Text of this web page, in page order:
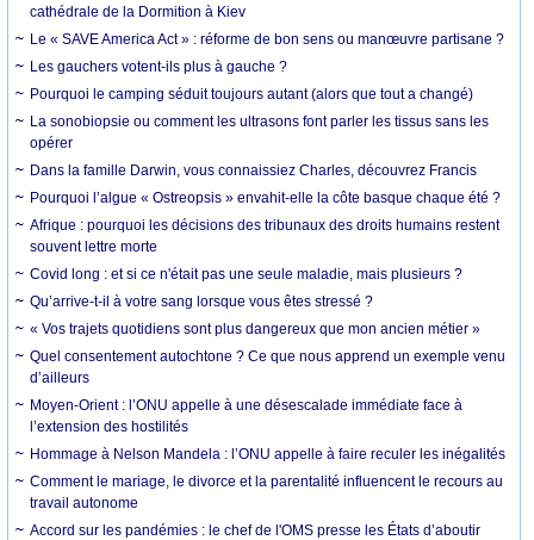
cathédrale de la Dormition à Kiev
Le « SAVE America Act » : réforme de bon sens ou manœuvre partisane ?
Les gauchers votent-ils plus à gauche ?
Pourquoi le camping séduit toujours autant (alors que tout a changé)
La sonobiopsie ou comment les ultrasons font parler les tissus sans les
opérer
Dans la famille Darwin, vous connaissiez Charles, découvrez Francis
Pourquoi l’algue « Ostreopsis » envahit-elle la côte basque chaque été ?
Afrique : pourquoi les décisions des tribunaux des droits humains restent
souvent lettre morte
Covid long : et si ce n'était pas une seule maladie, mais plusieurs ?
Qu’arrive-t-il à votre sang lorsque vous êtes stressé ?
« Vos trajets quotidiens sont plus dangereux que mon ancien métier »
Quel consentement autochtone ? Ce que nous apprend un exemple venu
d’ailleurs
Moyen-Orient : l’ONU appelle à une désescalade immédiate face à
l’extension des hostilités
Hommage à Nelson Mandela : l’ONU appelle à faire reculer les inégalités
Comment le mariage, le divorce et la parentalité influencent le recours au
travail autonome
Accord sur les pandémies : le chef de l'OMS presse les États d’aboutir